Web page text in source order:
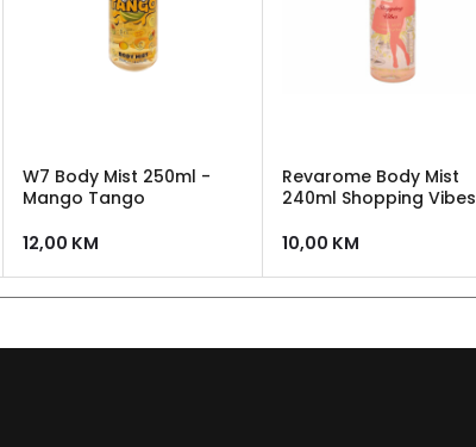
W7 Body Mist 250ml -
Mango Tango
12,00 KM
Revarome Body Mist
240ml Shopping Vibes
10,00 KM